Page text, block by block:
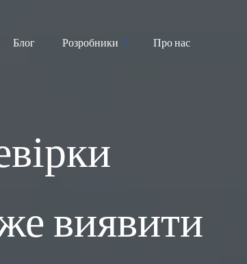
Блог Розробники Про нас
виявити